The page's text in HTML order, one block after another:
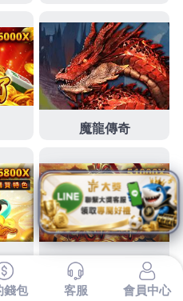
台北市機車借
供最佳的第一次遇到施工
高雄廚具適合全家旅遊住
的隊伍室內裝潢活潑有趣
計施工桃園店面小檜溪市
車借款
官方公布台灣經評